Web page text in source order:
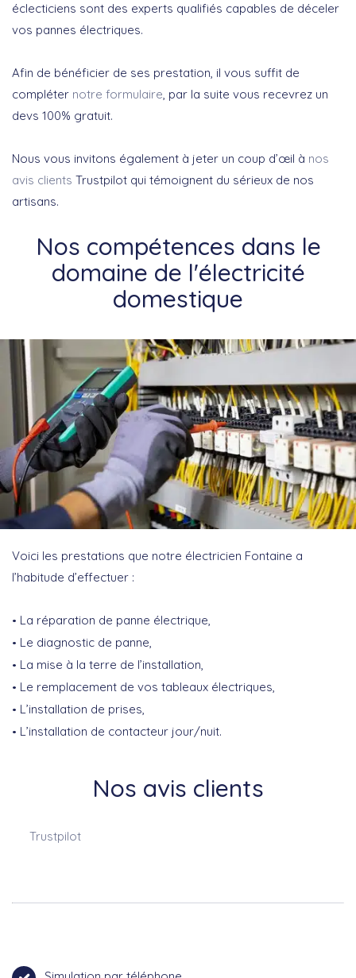
éclecticiens sont des experts qualifiés capables de déceler
vos pannes électriques.
Afin de bénéficier de ses prestation, il vous suffit de
compléter notre formulaire, par la suite vous recevrez un
devs 100% gratuit.
Nous vous invitons également à jeter un coup d’œil à nos
avis clients Trustpilot qui témoignent du sérieux de nos
artisans.
Nos compétences dans le
domaine de l'électricité
domestique
Voici les prestations que notre électricien Fontaine a
l’habitude d’effectuer :
La réparation de panne électrique,
Le diagnostic de panne,
La mise à la terre de l’installation,
Le remplacement de vos tableaux électriques,
L’installation de prises,
L’installation de contacteur jour/nuit.
Nos avis clients
Trustpilot